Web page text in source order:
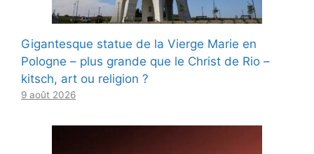
Gigantesque statue de la Vierge Marie en
Pologne – plus grande que le Christ de Rio –
kitsch, art ou religion ?
9 août 2026